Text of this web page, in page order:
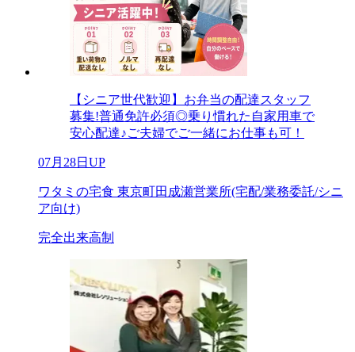
【シニア世代歓迎】お弁当の配達スタッフ
募集!普通免許必須◎乗り慣れた自家用車で
安心配達♪ご夫婦でご一緒にお仕事も可！
07月28日UP
ワタミの宅食 東京町田成瀬営業所(宅配/業務委託/シニ
ア向け)
完全出来高制